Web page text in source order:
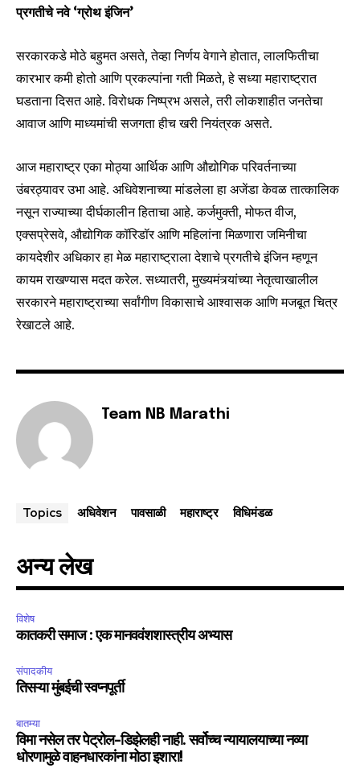
प्रगतीचे नवे ‘ग्रोथ इंजिन’
सरकारकडे मोठे बहुमत असते, तेव्हा निर्णय वेगाने होतात, लालफितीचा
कारभार कमी होतो आणि प्रकल्पांना गती मिळते, हे सध्या महाराष्ट्रात
घडताना दिसत आहे. विरोधक निष्प्रभ असले, तरी लोकशाहीत जनतेचा
आवाज आणि माध्यमांची सजगता हीच खरी नियंत्रक असते.
आज महाराष्ट्र एका मोठ्या आर्थिक आणि औद्योगिक परिवर्तनाच्या
उंबरठ्यावर उभा आहे. अधिवेशनाच्या मांडलेला हा अजेंडा केवळ तात्कालिक
नसून राज्याच्या दीर्घकालीन हिताचा आहे. कर्जमुक्ती, मोफत वीज,
एक्सप्रेसवे, औद्योगिक कॉरिडॉर आणि महिलांना मिळणारा जमिनीचा
कायदेशीर अधिकार हा मेळ महाराष्ट्राला देशाचे प्रगतीचे इंजिन म्हणून
कायम राखण्यास मदत करेल. सध्यातरी, मुख्यमंत्र्यांच्या नेतृत्वाखालील
सरकारने महाराष्ट्राच्या सर्वांगीण विकासाचे आश्वासक आणि मजबूत चित्र
रेखाटले आहे.
Team NB Marathi
Topics अधिवेशन पावसाळी महाराष्ट्र विधिमंडळ
अन्य लेख
विशेष
कातकरी समाज : एक मानववंशशास्त्रीय अभ्यास
संपादकीय
तिसऱ्या मुंबईची स्वप्नपूर्ती
बातम्या
विमा नसेल तर पेट्रोल-डिझेलही नाही. सर्वोच्च न्यायालयाच्या नव्या
धोरणामुळे वाहनधारकांना मोठा इशारा!